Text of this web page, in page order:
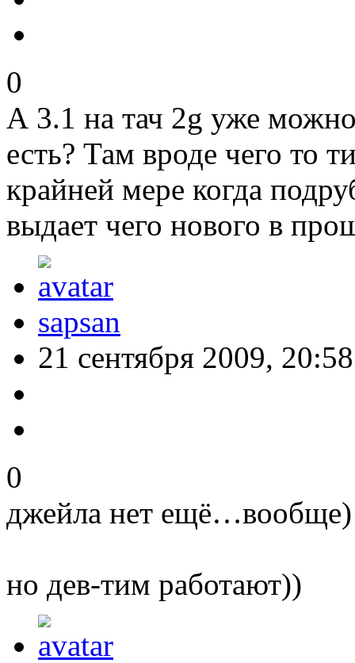
0
А 3.1 на тач 2g уже
есть? Там вроде чего то
крайней мере когда
выдает чего нового в
sapsan
21 сентября 2009, 20:58
0
джейла нет ещё…вообще)
но дев-тим работают))